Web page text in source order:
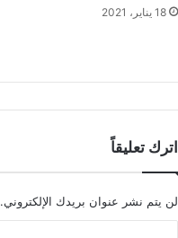
18 يناير، 2021
اترك تعليقاً
لن يتم نشر عنوان بريدك الإلكتروني.